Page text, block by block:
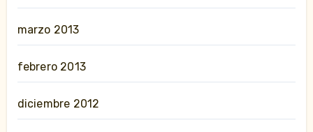
marzo 2013
febrero 2013
diciembre 2012